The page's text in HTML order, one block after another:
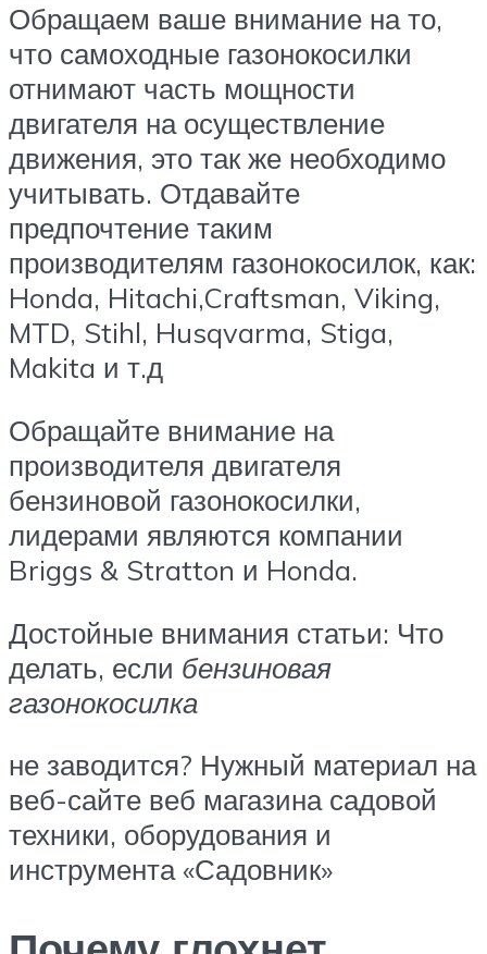
Обращаем ваше внимание на то,
что самоходные газонокосилки
отнимают часть мощности
двигателя на осуществление
движения, это так же необходимо
учитывать. Отдавайте
предпочтение таким
производителям газонокосилок, как:
Honda, Hitachi,Craftsman, Viking,
MTD, Stihl, Husqvarma, Stiga,
Makita и т.д
Обращайте внимание на
производителя двигателя
бензиновой газонокосилки,
лидерами являются компании
Briggs & Stratton и Honda.
Достойные внимания статьи: Что
делать, если бензиновая
газонокосилка
не заводится? Нужный материал на
веб-сайте веб магазина садовой
техники, оборудования и
инструмента «Садовник»